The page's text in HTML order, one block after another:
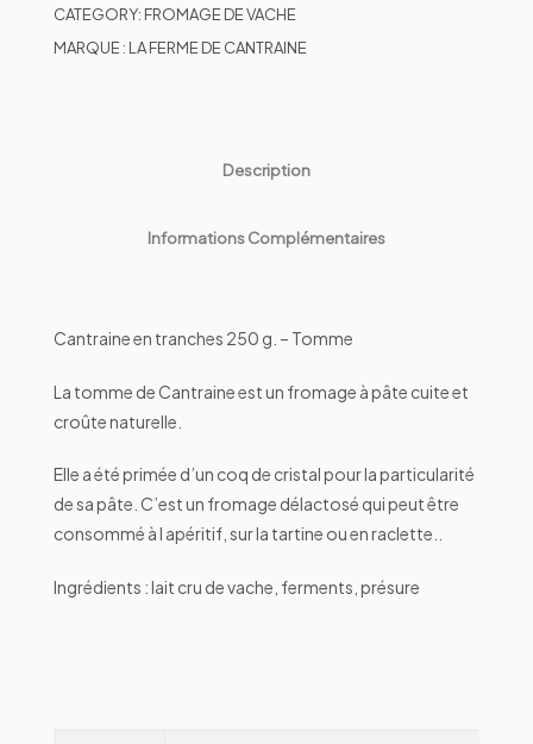
CATEGORY: FROMAGE DE VACHE
MARQUE : LA FERME DE CANTRAINE
Description
Informations Complémentaires
Cantraine en tranches 250 g. – Tomme
La tomme de Cantraine est un fromage à pâte cuite et
croûte naturelle.
Elle a été primée d’un coq de cristal pour la particularité
de sa pâte. C’est un fromage délactosé qui peut être
consommé à l apéritif, sur la tartine ou en raclette..
Ingrédients : lait cru de vache, ferments, présure